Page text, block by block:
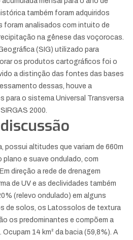
também foram adquiridos
foram analisados com intuito de
na gênese das voçorocas.
(SIG) utilizado para
os produtos cartográficos foi o
a distinção das fontes das bases
dessas, houve a
para o sistema Universal Transversa
2000.
possui altitudes que variam de 660m
plano e suave ondulado, com
direção a rede de drenagem
de UV e as declividades também
(relevo ondulado) em alguns
de solos, os Latossolos de textura
os predominantes e compõem a
14 km² da bacia (59,8%). A